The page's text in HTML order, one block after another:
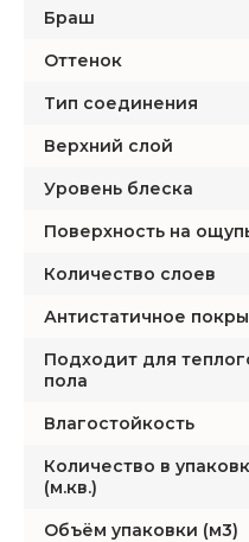
Decormatch
Disano
EGGER
Equalline
Falquon
Fargo
Faus
FloorAge
FloorWay
Floorwood
Браш
Оттенок
Тип соединения
Верхний слой
Уровень блеска
Поверхность на
Количество слоев
Антистатичное
Подходит для
пола
Влагостойкость
Количество в
(м.кв.)
Объём упаковки (м3)